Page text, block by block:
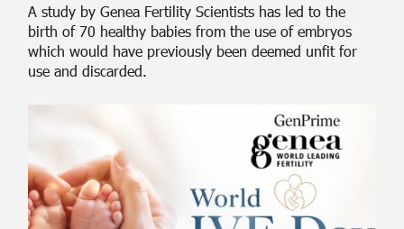
A study by Genea Fertility Scientists has led to the
birth of 70 healthy babies from the use of embryos
which would have previously been deemed unfit for
use and discarded.